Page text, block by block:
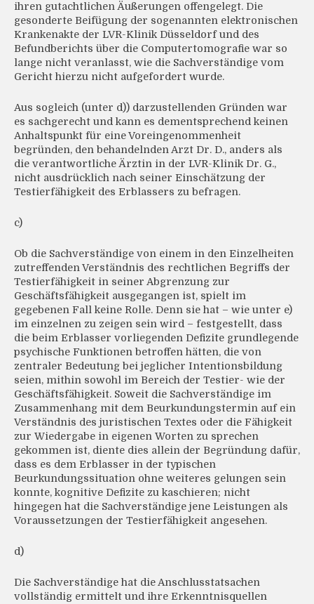
ihren gutachtlichen Äußerungen offengelegt. Die
gesonderte Beifügung der sogenannten elektronischen
Krankenakte der LVR-Klinik Düsseldorf und des
Befundberichts über die Computertomografie war so
lange nicht veranlasst, wie die Sachverständige vom
Gericht hierzu nicht aufgefordert wurde.
Aus sogleich (unter d)) darzustellenden Gründen war
es sachgerecht und kann es dementsprechend keinen
Anhaltspunkt für eine Voreingenommenheit
begründen, den behandelnden Arzt Dr. D., anders als
die verantwortliche Ärztin in der LVR-Klinik Dr. G.,
nicht ausdrücklich nach seiner Einschätzung der
Testierfähigkeit des Erblassers zu befragen.
c)
Ob die Sachverständige von einem in den Einzelheiten
zutreffenden Verständnis des rechtlichen Begriffs der
Testierfähigkeit in seiner Abgrenzung zur
Geschäftsfähigkeit ausgegangen ist, spielt im
gegebenen Fall keine Rolle. Denn sie hat – wie unter e)
im einzelnen zu zeigen sein wird – festgestellt, dass
die beim Erblasser vorliegenden Defizite grundlegende
psychische Funktionen betroffen hätten, die von
zentraler Bedeutung bei jeglicher Intentionsbildung
seien, mithin sowohl im Bereich der Testier- wie der
Geschäftsfähigkeit. Soweit die Sachverständige im
Zusammenhang mit dem Beurkundungstermin auf ein
Verständnis des juristischen Textes oder die Fähigkeit
zur Wiedergabe in eigenen Worten zu sprechen
gekommen ist, diente dies allein der Begründung dafür,
dass es dem Erblasser in der typischen
Beurkundungssituation ohne weiteres gelungen sein
konnte, kognitive Defizite zu kaschieren; nicht
hingegen hat die Sachverständige jene Leistungen als
Voraussetzungen der Testierfähigkeit angesehen.
d)
Die Sachverständige hat die Anschlusstatsachen
vollständig ermittelt und ihre Erkenntnisquellen